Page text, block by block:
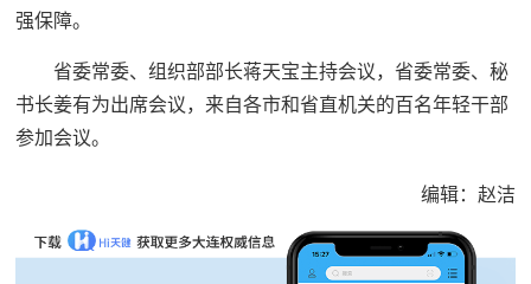
强保障。
省委常委、组织部部长蒋天宝主持会议，省委常委、秘
书长姜有为出席会议，来自各市和省直机关的百名年轻干部
参加会议。
编辑：赵洁